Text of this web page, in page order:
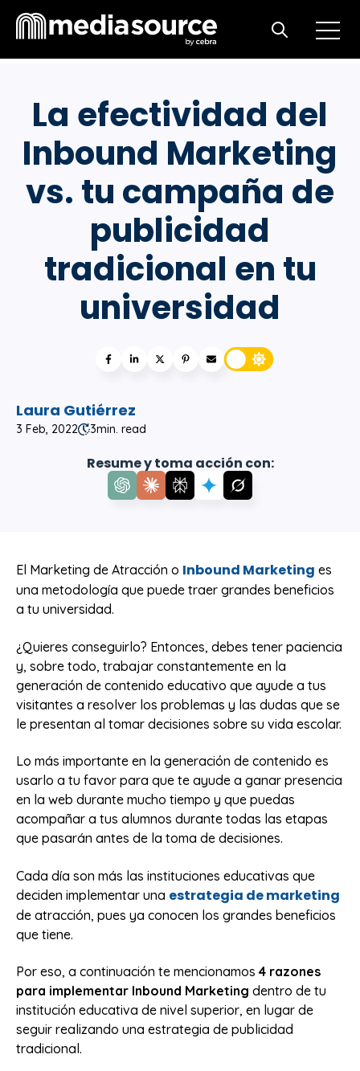
Open
Open search
La efectividad del
Inbound Marketing
vs. tu campaña de
publicidad
tradicional en tu
universidad
Laura Gutiérrez
3 Feb, 2022 3min. read
Resume y toma acción con:
El Marketing de Atracción o Inbound Marketing es
una metodología que puede traer grandes beneficios
a tu universidad.
¿Quieres conseguirlo? Entonces, debes tener paciencia
y, sobre todo, trabajar constantemente en la
generación de contenido educativo que ayude a tus
visitantes a resolver los problemas y las dudas que se
le presentan al tomar decisiones sobre su vida escolar.
Lo más importante en la generación de contenido es
usarlo a tu favor para que te ayude a ganar presencia
en la web durante mucho tiempo y que puedas
acompañar a tus alumnos durante todas las etapas
que pasarán antes de la toma de decisiones.
Cada día son más las instituciones educativas que
deciden implementar una estrategia de marketing
de atracción, pues ya conocen los grandes beneficios
que tiene.
Por eso, a continuación te mencionamos 4 razones
para implementar Inbound Marketing dentro de tu
institución educativa de nivel superior, en lugar de
seguir realizando una estrategia de publicidad
tradicional.